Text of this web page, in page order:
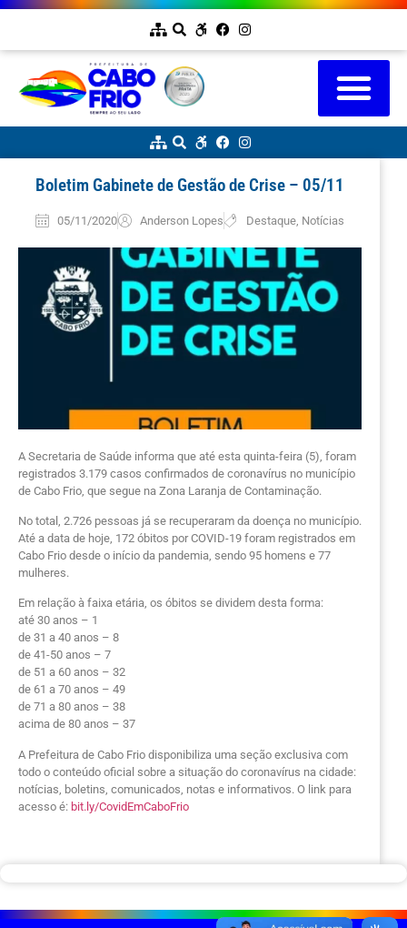
Boletim Gabinete de Gestão de Crise – 05/11
05/11/2020 Anderson Lopes Destaque, Notícias
A Secretaria de Saúde informa que até esta quinta-feira (5), foram
registrados 3.179 casos confirmados de coronavírus no município
de Cabo Frio, que segue na Zona Laranja de Contaminação.
No total, 2.726 pessoas já se recuperaram da doença no município.
Até a data de hoje, 172 óbitos por COVID-19 foram registrados em
Cabo Frio desde o início da pandemia, sendo 95 homens e 77
mulheres.
Em relação à faixa etária, os óbitos se dividem desta forma:
até 30 anos – 1
de 31 a 40 anos – 8
de 41-50 anos – 7
de 51 a 60 anos – 32
de 61 a 70 anos – 49
de 71 a 80 anos – 38
acima de 80 anos – 37
A Prefeitura de Cabo Frio disponibiliza uma seção exclusiva com
todo o conteúdo oficial sobre a situação do coronavírus na cidade:
notícias, boletins, comunicados, notas e informativos. O link para
acesso é: bit.ly/CovidEmCaboFrio